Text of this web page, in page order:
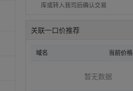
库或转入我司后确认交易
关联一口价推荐
域名 当前价格
暂无数据